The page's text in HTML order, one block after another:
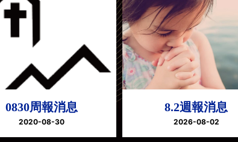
0830周報消息
2020-08-30
8.2週報消息
2026-08-02